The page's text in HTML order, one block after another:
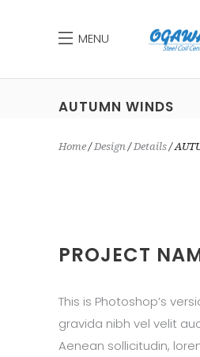
MENU
AUTUMN WINDS
Home Design Details
PROJECT
This is Photoshop’s
gravida nibh vel velit
Aenean sollicitudin,